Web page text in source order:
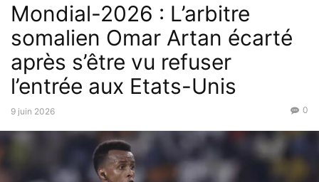
Mondial-2026 : L’arbitre
somalien Omar Artan écarté
après s’être vu refuser
l’entrée aux Etats-Unis
9 juin 2026 0